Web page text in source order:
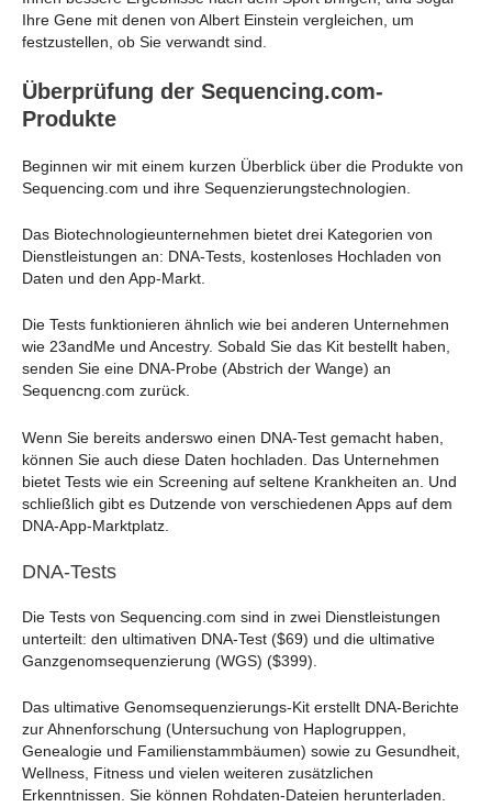
Ihre Gene mit denen von Albert Einstein vergleichen, um
festzustellen, ob Sie verwandt sind.
Überprüfung der Sequencing.com-
Produkte
Beginnen wir mit einem kurzen Überblick über die Produkte von
Sequencing.com und ihre Sequenzierungstechnologien.
Das Biotechnologieunternehmen bietet drei Kategorien von
Dienstleistungen an: DNA-Tests, kostenloses Hochladen von
Daten und den App-Markt.
Die Tests funktionieren ähnlich wie bei anderen Unternehmen
wie 23andMe und Ancestry. Sobald Sie das Kit bestellt haben,
senden Sie eine DNA-Probe (Abstrich der Wange) an
Sequencng.com zurück.
Wenn Sie bereits anderswo einen DNA-Test gemacht haben,
können Sie auch diese Daten hochladen. Das Unternehmen
bietet Tests wie ein Screening auf seltene Krankheiten an. Und
schließlich gibt es Dutzende von verschiedenen Apps auf dem
DNA-App-Marktplatz.
DNA-Tests
Die Tests von Sequencing.com sind in zwei Dienstleistungen
unterteilt: den ultimativen DNA-Test ($69) und die ultimative
Ganzgenomsequenzierung (WGS) ($399).
Das ultimative Genomsequenzierungs-Kit erstellt DNA-Berichte
zur Ahnenforschung (Untersuchung von Haplogruppen,
Genealogie und Familienstammbäumen) sowie zu Gesundheit,
Wellness, Fitness und vielen weiteren zusätzlichen
Erkenntnissen. Sie können Rohdaten-Dateien herunterladen.